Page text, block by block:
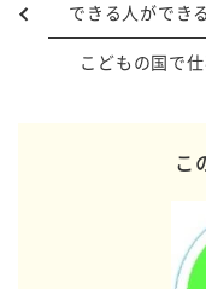
できる人ができ
こどもの国で
こ